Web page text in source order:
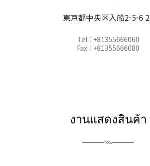
東京都中央区入船2-5-6
Tel : +81355666060
Fax : +81355666080
งานแสดงสินค้า